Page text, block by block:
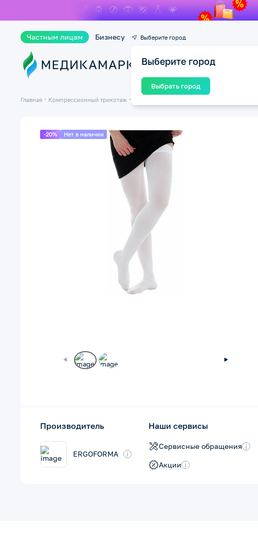
Частным лицам Бизнесу Выберите город
Выберите город
Выбрать город
Каталог
Главная Компрессионный трикотаж
-20% Нет в наличии
Производитель
ERGOFORMA i
Наши сервисы
Сервисные обращения i
Акции i